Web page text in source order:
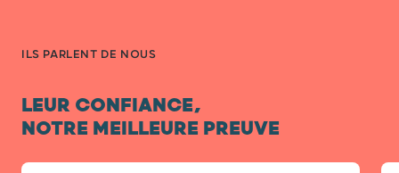
ILS PARLENT DE NOUS
LEUR CONFIANCE,
NOTRE MEILLEURE PREUVE
Diapositive 1 / 7